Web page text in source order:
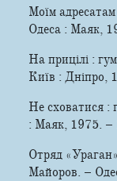
Моїм
Одеса : Маяк,
На прицілі :
Київ : Дніпро,
Не сховатися :
: Маяк, 1975. –
Отряд
Майоров. –